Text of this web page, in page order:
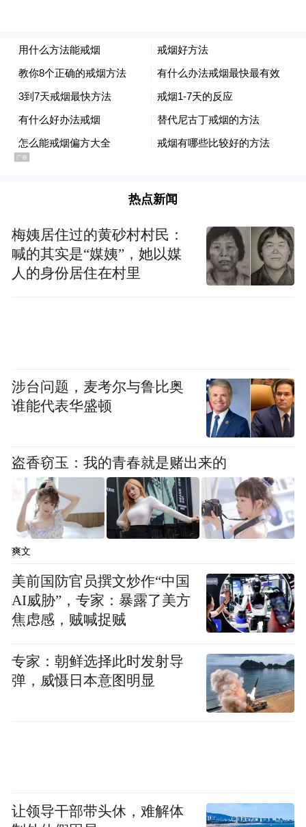
频)为凤凰网旗下自媒体平台“大风号”用户上传并发
布，本平台仅提供信息存储空间服务。
Notice: The content above (including the videos,
pictures and audios if any) is uploaded and posted
by the user of Dafeng Hao, which is a social media
热点新闻
梅姨居住过的黄砂村村民：
喊的其实是“媒姨”，她以媒
人的身份居住在村里
涉台问题，麦考尔与鲁比奥
谁能代表华盛顿
盗香窃玉：我的青春就是赌出来的
爽文
美前国防官员撰文炒作“中国
AI威胁”，专家：暴露了美方
焦虑感，贼喊捉贼
专家：朝鲜选择此时发射导
弹，威慑日本意图明显
让领导干部带头休，难解体